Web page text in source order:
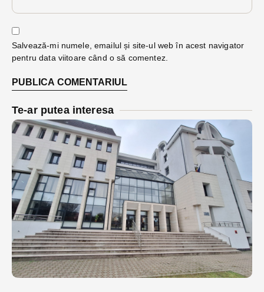
Salvează-mi numele, emailul și site-ul web în acest navigator
pentru data viitoare când o să comentez.
Te-ar putea interesa